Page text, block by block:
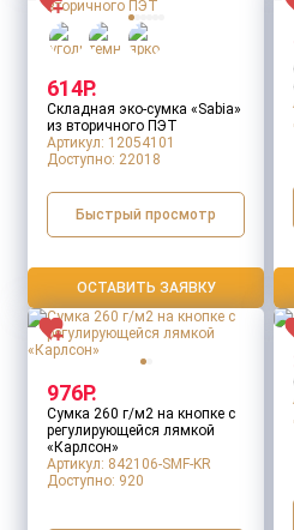
614Р.
Складная эко-сумка «Sabia»
из вторичного ПЭТ
Артикул: 12054101
Доступно: 22018
Быстрый просмотр
ОСТАВИТЬ ЗАЯВКУ
976Р.
Сумка 260 г/м2 на кнопке с
регулирующейся лямкой
«Карлсон»
Артикул: 842106-SMF-KR
Доступно: 920